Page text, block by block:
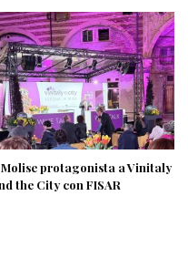
protagonista a Vinitaly
the City con FISAR